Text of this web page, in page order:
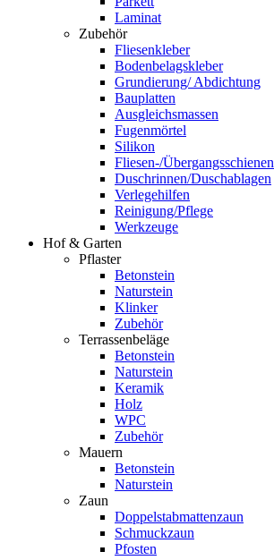
Laminat
Zubehör
Fliesenkleber
Bodenbelagskleber
Grundierung/ Abdichtung
Bauplatten
Ausgleichsmassen
Fugenmörtel
Silikon
Fliesen-/Übergangsschienen
Duschrinnen/Duschablagen
Verlegehilfen
Reinigung/Pflege
Werkzeuge
Hof & Garten
Pflaster
Betonstein
Naturstein
Klinker
Zubehör
Terrassenbeläge
Betonstein
Naturstein
Keramik
Holz
WPC
Zubehör
Mauern
Betonstein
Naturstein
Zaun
Doppelstabmattenzaun
Schmuckzaun
Pfosten